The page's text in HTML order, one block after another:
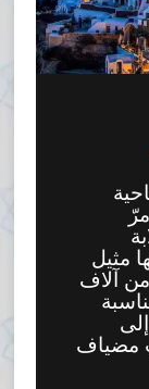
مثيل
آلاف
مضياف